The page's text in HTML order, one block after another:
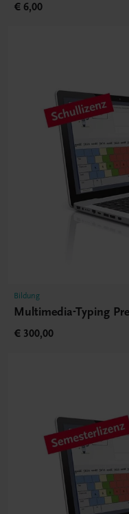
€ 6,00
Bildung
Multimedia-Typing
€ 300,00